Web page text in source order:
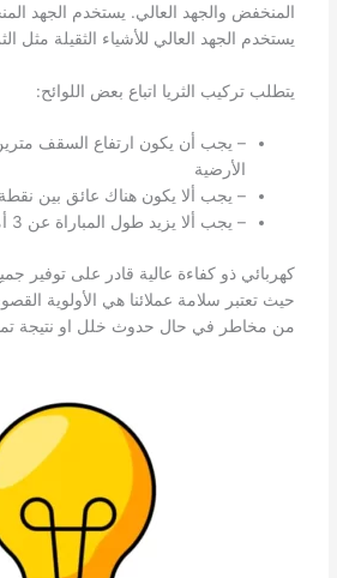
المنخفض والجهد العالي. يستخدم الجهد
يستخدم الجهد العالي للأشياء الثقيلة مثل
يتطلب تركيب الثريا اتباع بعض اللوائح:
– يجب أن يكون ارتفاع السقف
الأرضية
– يجب ألا يكون هناك عائق بين نقطة
– يجب ألا يزيد طول المباراة عن 3 أمتار من نقطة الأرض
كهربائي ذو كفاءة عالية قادر على توفير
حيث تعتبر سلامة عملائنا هي الأولوية
من مخاطر في حال حدوث خلل او نتيجة